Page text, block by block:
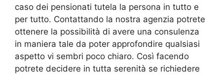
caso dei pensionati tutela la persona in tutto e
per tutto. Contattando la nostra agenzia potrete
ottenere la possibilità di avere una consulenza
in maniera tale da poter approfondire qualsiasi
aspetto vi sembri poco chiaro. Così facendo
potrete decidere in tutta serenità se richiedere